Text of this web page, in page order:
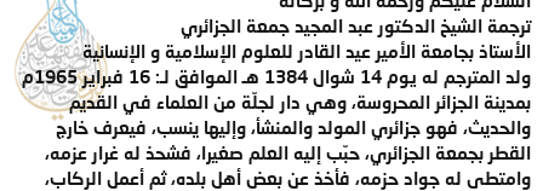
ترجمة الشيخ الدكتور عبد المجيد جمعة الجزائري
الأستاذ بجامعة الأمير عيد القادر للعلوم الإسلامية و الإنسانية
ولد المترجم له يوم 14 شوال 1384 هـ الموافق لـ: 16 فبراير 1965م
بمدينة الجزائر المحروسة، وهي دار لجلّة من العلماء في القديم
والحديث، فهو جزائري المولد والمنشأ، وإليها ينسب، فيعرف خارج
القطر بجمعة الجزائري، حبّب إليه العلم صغيرا، فشحذ له غرار عزمه،
وامتطى له جواد حزمه، فأخذ عن بعض أهل بلده، ثم أعمل الركاب،